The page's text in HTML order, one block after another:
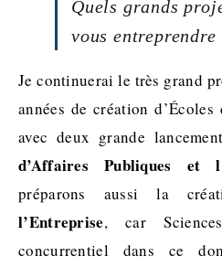
Quels grands
vous entreprendre
Je continuerai le très grand
années de création
avec deux grande
d’Affaires Publiques et
préparons aussi la
l’Entreprise, car
concurrentiel dans ce